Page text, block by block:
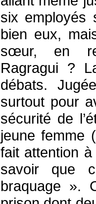
six employés
bien eux,
sœur, en
Ragragui ?
débats.
surtout pour
sécurité de
jeune femme
fait attention
savoir que
braquage ».